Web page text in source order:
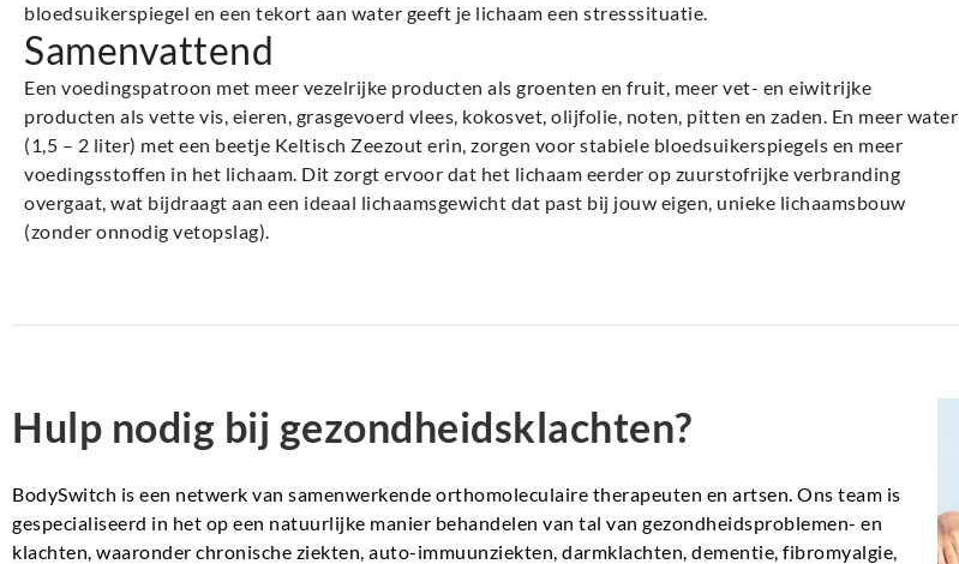
bloedsuikerspiegel en een tekort aan water geeft je lichaam een stresssituatie.
Samenvattend
Een voedingspatroon met meer vezelrijke producten als groenten en fruit, meer vet- en eiwitrijke
producten als vette vis, eieren, grasgevoerd vlees, kokosvet, olijfolie, noten, pitten en zaden. En meer water
(1,5 – 2 liter) met een beetje Keltisch Zeezout erin, zorgen voor stabiele bloedsuikerspiegels en meer
voedingsstoffen in het lichaam. Dit zorgt ervoor dat het lichaam eerder op zuurstofrijke verbranding
overgaat, wat bijdraagt aan een ideaal lichaamsgewicht dat past bij jouw eigen, unieke lichaamsbouw
(zonder onnodig vetopslag).
Hulp nodig bij gezondheidsklachten?
BodySwitch is een netwerk van samenwerkende orthomoleculaire therapeuten en artsen. Ons team is
gespecialiseerd in het op een natuurlijke manier behandelen van tal van gezondheidsproblemen- en
klachten, waaronder chronische ziekten, auto-immuunziekten, darmklachten, dementie, fibromyalgie,